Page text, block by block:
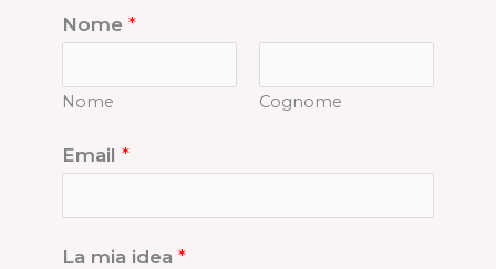
Nome *
Nome Cognome
Email *
La mia idea *